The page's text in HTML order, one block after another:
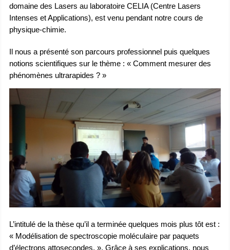
domaine des Lasers au laboratoire CELIA (Centre Lasers
Intenses et Applications), est venu pendant notre cours de
physique-chimie.
Il nous a présenté son parcours professionnel puis quelques
notions scientifiques sur le thème : « Comment mesurer des
phénomènes ultrarapides ? »
L’intitulé de la thèse qu’il a terminée quelques mois plus tôt est :
« Modélisation de spectroscopie moléculaire par paquets
d’électrons attosecondes. ». Grâce à ses explications, nous